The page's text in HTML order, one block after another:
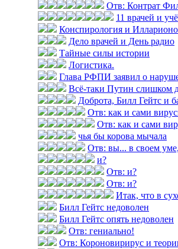
Отв: Контрат
11 врачей и
Конспирология и
Дело врачей и День радио
Тайные силы истории
Логистика.
Глава РФПИ заявил о
Всё-таки Путин слишком
Доброта, Билл Гейтс и
Отв: как и сами
Отв: как и сами
чья бы корова мычала
Отв: вы... в своем
и?
Отв: и?
Отв: и?
Итак, что в
Билл Гейтс недоволен
Билл Гейтс опять недоволен
Отв: гениально!
Отв: Короновирирус и